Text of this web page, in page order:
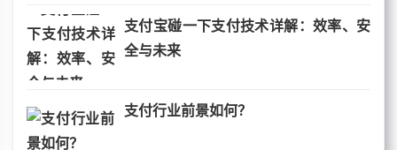
支付宝碰一下支付技术详解：效率、安
全与未来
支付行业前景如何？